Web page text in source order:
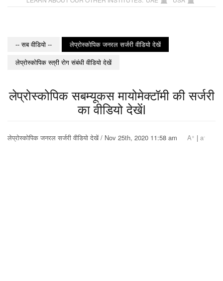
-- सब वीडियो --
लेप्रोस्कोपिक जनरल सर्जरी वीडियो देखें
लेप्रोस्कोपिक स्त्री रोग संबंधी वीडियो देखें
लेप्रोस्कोपिक सबम्यूकस मायोमेक्टॉमी की सर्जरी
का वीडियो देखेंl
लेप्रोस्कोपिक जनरल सर्जरी वीडियो देखें / Nov 25th, 2020 11:58 am A+ | a-